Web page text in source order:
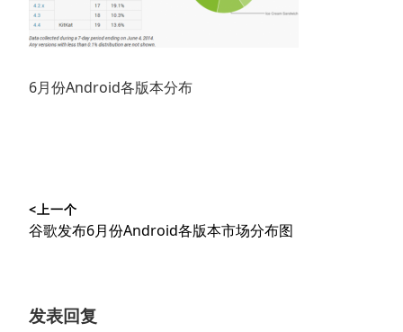
6月份Android各版本分布
章
<上一个
上
谷歌发布6月份Android各版本市场分布图
发表回复